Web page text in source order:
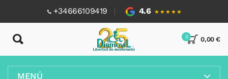
+34666109419 4.6 ★★★★★
0,00 €
0
MENÚ